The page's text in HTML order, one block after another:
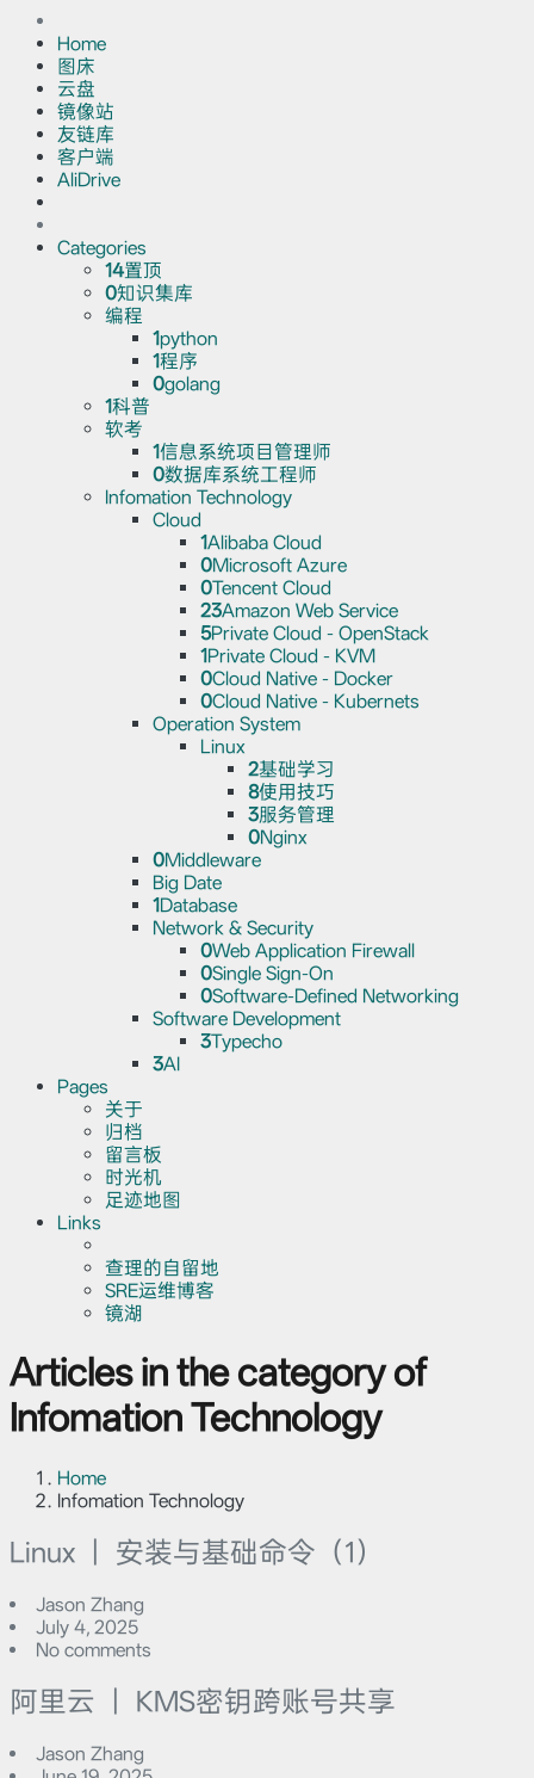
Home
图床
云盘
镜像站
友链库
客户端
AliDrive
Categories
14置顶
0知识集库
编程
1python
1程序
0golang
1科普
软考
1信息系统项目管理师
0数据库系统工程师
Infomation Technology
Cloud
1Alibaba Cloud
0Microsoft Azure
0Tencent Cloud
23Amazon Web Service
5Private Cloud - OpenStack
1Private Cloud - KVM
0Cloud Native - Docker
0Cloud Native - Kubernets
Operation System
Linux
2基础学习
8使用技巧
3服务管理
0Nginx
0Middleware
Big Date
1Database
Network & Security
0Web Application Firewall
0Single Sign-On
0Software-Defined Networking
Software Development
3Typecho
3AI
Pages
关于
归档
留言板
时光机
足迹地图
Links
查理的自留地
SRE运维博客
镜湖
Articles in the category of
Infomation Technology
Home
Infomation Technology
Linux ｜ 安装与基础命令（1）
Jason Zhang
July 4, 2025
No comments
阿里云 ｜ KMS密钥跨账号共享
Jason Zhang